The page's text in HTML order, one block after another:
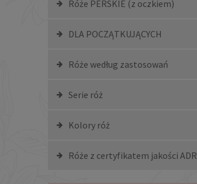
Róże PERSKIE (z oczkiem)
DLA POCZĄTKUJĄCYCH
Róże według zastosowań
Serie róż
Kolory róż
Róże z certyfikatem jakości ADR